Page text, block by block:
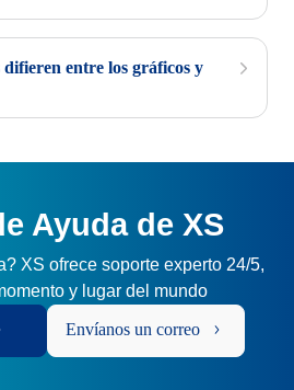
difieren entre los gráficos y
Ayuda de XS
XS ofrece soporte experto 24/5,
y lugar del mundo
Envíanos un correo